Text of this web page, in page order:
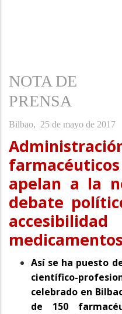
NOTA DE
PRENSA
Bilbao, 25 de mayo de 2017
apelan a la
debate
Así se ha puesto
científico-
celebrado en
de 150